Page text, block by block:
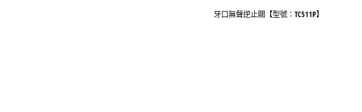
牙口無聲逆止閥【型號：TC511P】